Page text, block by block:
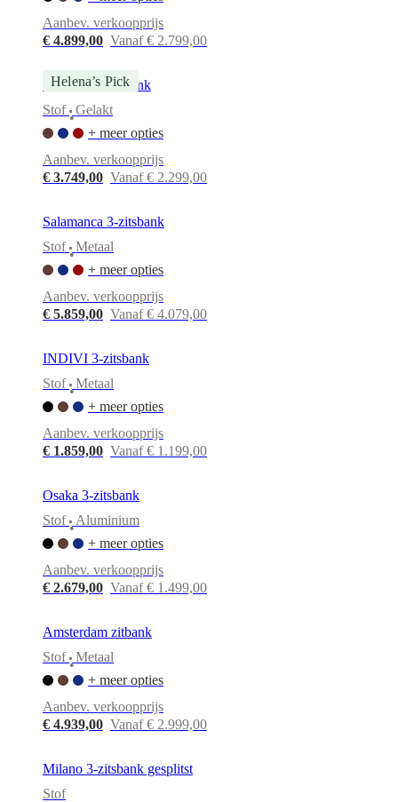
Aanbev. verkoopprijs
€ 4.899,00 Vanaf € 2.799,00
Helena’s Pick
Bellagio 3-zitsbank
Stof
•
Gelakt
+ meer opties
Aanbev. verkoopprijs
€ 3.749,00 Vanaf € 2.299,00
Salamanca 3-zitsbank
Stof
•
Metaal
+ meer opties
Aanbev. verkoopprijs
€ 5.859,00 Vanaf € 4.079,00
INDIVI 3-zitsbank
Stof
•
Metaal
+ meer opties
Aanbev. verkoopprijs
€ 1.859,00 Vanaf € 1.199,00
Osaka 3-zitsbank
Stof
•
Aluminium
+ meer opties
Aanbev. verkoopprijs
€ 2.679,00 Vanaf € 1.499,00
Amsterdam zitbank
Stof
•
Metaal
+ meer opties
Aanbev. verkoopprijs
€ 4.939,00 Vanaf € 2.999,00
Milano 3-zitsbank gesplitst
Stof